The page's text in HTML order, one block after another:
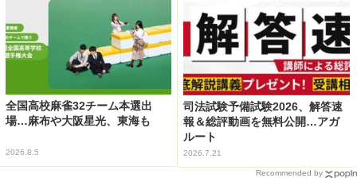
全国高校麻雀32チーム本選出
場…麻布や大阪星光、東海も
2026.8.5
司法試験予備試験2026、解答速
報＆総評動画を無料公開…アガ
ルート
2026.7.21
Recommended by